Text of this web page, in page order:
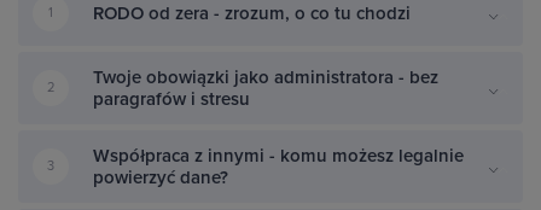
1 RODO od zera - zrozum, o co tu chodzi
2
Twoje obowiązki jako administratora - bez
paragrafów i stresu
3
Współpraca z innymi - komu możesz legalnie
powierzyć dane?